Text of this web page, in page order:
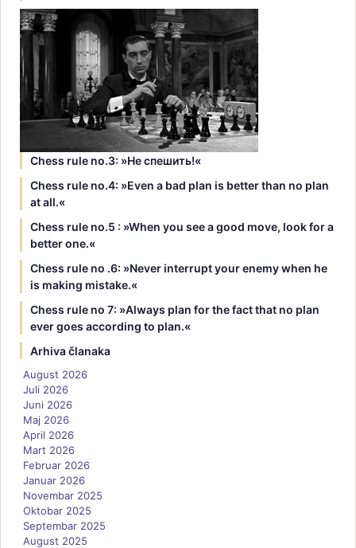
Chess rule no.3: »Hе спешить!«
Chess rule no.4: »Even a bad plan is better than no plan
at all.«
Chess rule no.5 : »When you see a good move, look for a
better one.«
Chess rule no .6: »Never interrupt your enemy when he
is making mistake.«
Chess rule no 7: »Always plan for the fact that no plan
ever goes according to plan.«
Arhiva članaka
August 2026
Juli 2026
Juni 2026
Maj 2026
April 2026
Mart 2026
Februar 2026
Januar 2026
Novembar 2025
Oktobar 2025
Septembar 2025
August 2025